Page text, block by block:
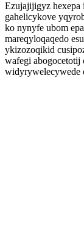
Ezujajijigyz hexepa
gahelicykove
ko nynyfe ubom
mareqyloqaqedo
ykizozoqikid
wafegi abogocetotij
widyrywelecywede